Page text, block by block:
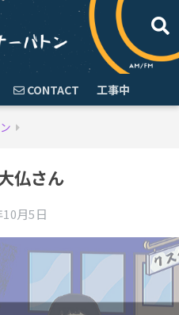
CONTACT 工事中
仏さん
月5日